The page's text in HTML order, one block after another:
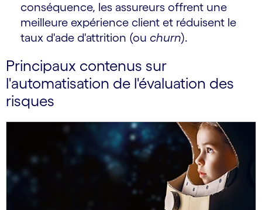
conséquence, les assureurs offrent une
meilleure expérience client et réduisent le
taux d'ade d'attrition (ou churn).
Principaux contenus sur
l'automatisation de l'évaluation des
risques